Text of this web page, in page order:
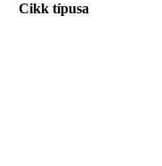
Cikk típusa